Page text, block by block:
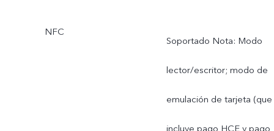
NFC
Soportado Nota: Modo
lector/escritor; modo de
emulación de tarjeta (que
incluye pago HCE y pago